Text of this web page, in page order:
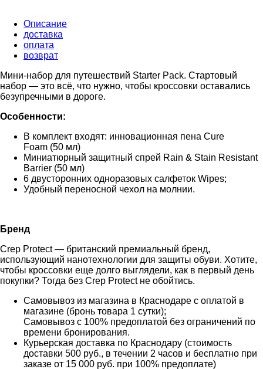
Описание
доставка
оплата
возврат
Мини-набор для путешествий Starter Pack. Стартовый
набор — это всё, что нужно, чтобы кроссовки оставались
безупречными в дороге.
Особенности:
В комплект входят: инновационная пена Cure
Foam (50 мл)
Миниатюрный защитный спрей Rain & Stain Resistant
Barrier (50 мл)
6 двусторонних одноразовых салфеток Wipes;
Удобный переносной чехол на молнии.
Бренд
Crep Protect — британский премиальный бренд,
использующий нанотехнологии для защиты обуви. Хотите,
чтобы кроссовки еще долго выглядели, как в первый день
покупки? Тогда без Crep Protect не обойтись.
Самовывоз из магазина в Краснодаре с оплатой в
магазине (бронь товара 1 сутки);
Самовывоз с 100% предоплатой без ограничений по
времени бронирования.
Курьерская доставка по Краснодару (стоимость
доставки 500 руб., в течении 2 часов и бесплатно при
заказе от 15 000 руб. при 100% предоплате)